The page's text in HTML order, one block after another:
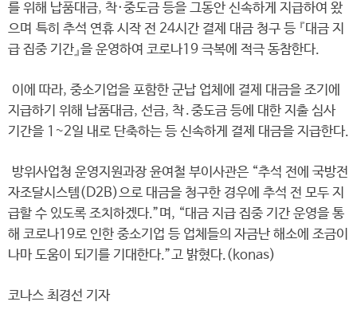
를 위해 납품대금, 착·중도금 등을 그동안 신속하게 지급하여 왔
으며 특히 추석 연휴 시작 전 24시간 결제 대금 청구 등 『대금 지
급 집중 기간』을 운영하여 코로나19 극복에 적극 동참한다.
이에 따라, 중소기업을 포함한 군납 업체에 결제 대금을 조기에
지급하기 위해 납품대금, 선금, 착․중도금 등에 대한 지출 심사
기간을 1~2일 내로 단축하는 등 신속하게 결제 대금을 지급한다.
방위사업청 운영지원과장 윤여철 부이사관은 “추석 전에 국방전
자조달시스템(D2B)으로 대금을 청구한 경우에 추석 전 모두 지
급할 수 있도록 조치하겠다.”며, “대금 지급 집중 기간 운영을 통
해 코로나19로 인한 중소기업 등 업체들의 자금난 해소에 조금이
나마 도움이 되기를 기대한다.”고 밝혔다.(konas)
코나스 최경선 기자